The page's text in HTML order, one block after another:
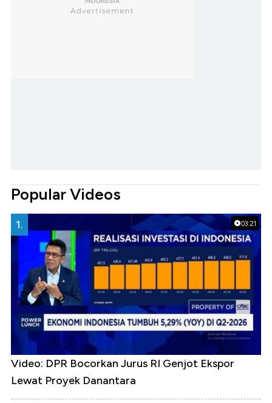
Popular Videos
03:21
1.
Video: DPR Bocorkan Jurus RI Genjot Ekspor
Lewat Proyek Danantara